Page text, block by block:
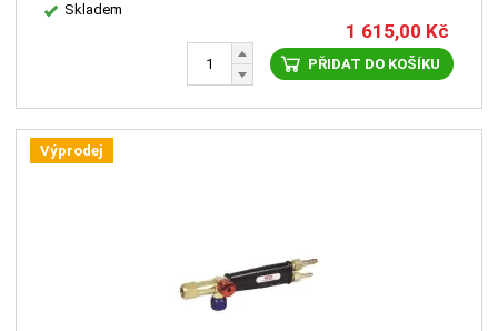
Skladem
1 615,00 Kč
PŘIDAT DO KOŠÍKU
Výprodej